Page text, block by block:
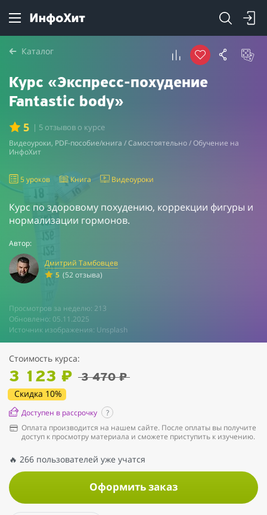
Каталог
Курс «Экспресс-похудение
Fantastic body»
5 | 5 отзывов о курсе
Видеоуроки, PDF-пособие/книга / Самостоятельно / Обучение на
ИнфоХит
5 уроков Книга Видеоуроки
Курс по здоровому похудению, коррекции фигуры и
нормализации гормонов.
Автор:
Дмитрий Тамбовцев
5 (52 отзыва)
Просмотров за неделю: 213
Обновлено: 05.11.2025
Источник изображения: Unsplash
Стоимость курса:
3 123 ₽ 3 470 ₽
Скидка 10%
Доступен в рассрочку
?
Оплата производится на нашем сайте. После оплаты вы получите
доступ к просмотру материала и сможете приступить к изучению.
🔥 266 пользователей уже учатся
Оформить заказ